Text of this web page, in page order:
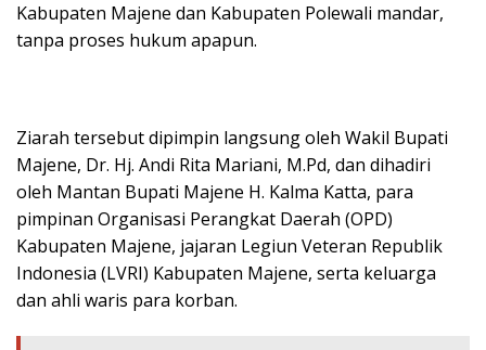
Kabupaten Majene dan Kabupaten Polewali mandar,
tanpa proses hukum apapun.
Ziarah tersebut dipimpin langsung oleh Wakil Bupati
Majene, Dr. Hj. Andi Rita Mariani, M.Pd, dan dihadiri
oleh Mantan Bupati Majene H. Kalma Katta, para
pimpinan Organisasi Perangkat Daerah (OPD)
Kabupaten Majene, jajaran Legiun Veteran Republik
Indonesia (LVRI) Kabupaten Majene, serta keluarga
dan ahli waris para korban.